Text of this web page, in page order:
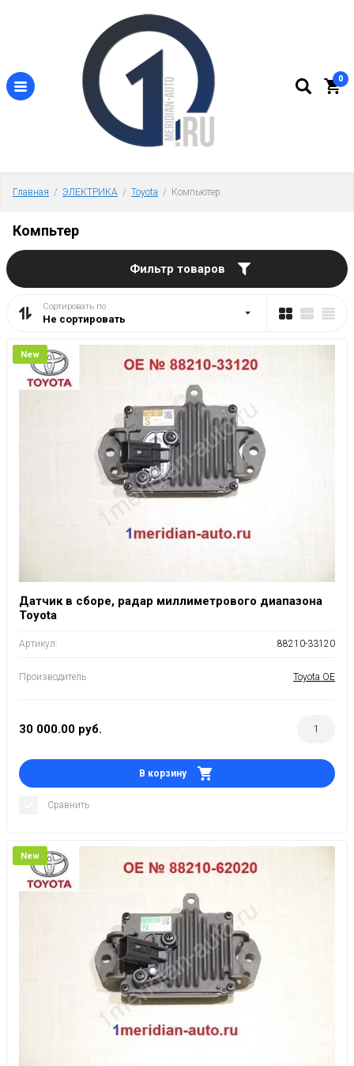
0
Главная
  /
ЭЛЕКТРИКА
  /
Toyota
  /  Компьютер
Компьтер
Фильтр товаров
Сортировать по
Не сортировать
New
Датчик в сборе, радар миллиметрового диапазона
Toyota
Артикул: 88210-33120
Производитель Toyota OE
30 000.00 руб.
В корзину
Сравнить
New